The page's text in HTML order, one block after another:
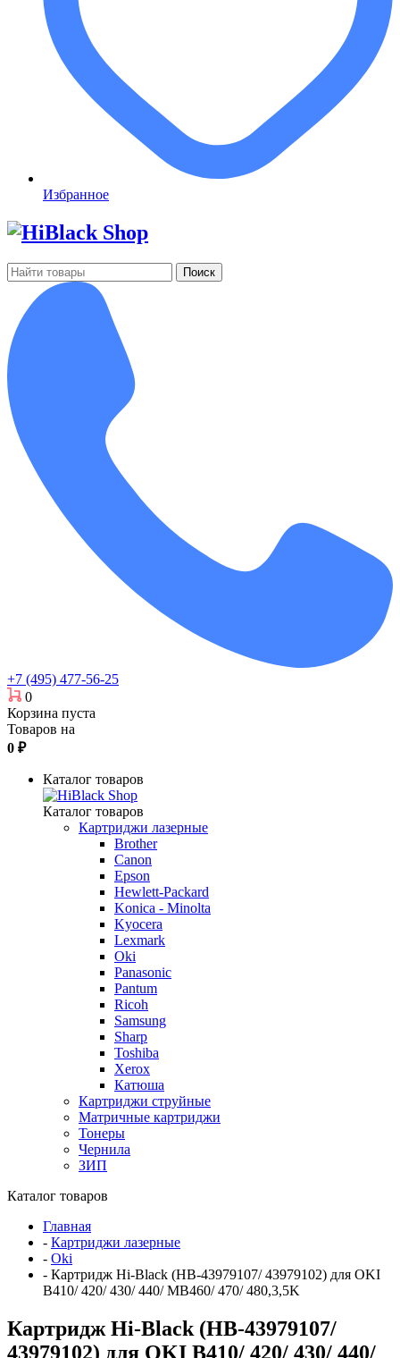
Избранное
Поиск
+7 (495) 477-56-25
0
Корзина пуста
Товаров на
0 ₽
Каталог товаров
Каталог товаров
Картриджи лазерные
Brother
Canon
Epson
Hewlett-Packard
Konica - Minolta
Kyocera
Lexmark
Oki
Panasonic
Pantum
Ricoh
Samsung
Sharp
Toshiba
Xerox
Катюша
Картриджи струйные
Матричные картриджи
Тонеры
Чернила
ЗИП
Каталог товаров
Главная
- Картриджи лазерные
- Oki
- Картридж Hi-Black (HB-43979107/ 43979102) для OKI
B410/ 420/ 430/ 440/ MB460/ 470/ 480,3,5K
Картридж Hi-Black (HB-43979107/
43979102) для OKI B410/ 420/ 430/ 440/